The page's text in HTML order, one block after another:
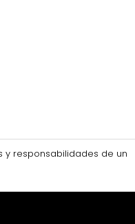
y responsabilidades de un